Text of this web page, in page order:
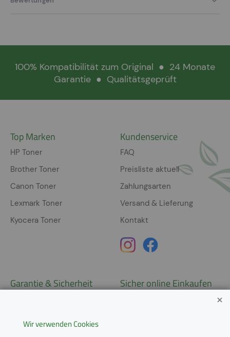
100% Kompatibilität zum Original ● 24 Monate
Garantie ● Qualitätsgeprüft
Top Marken
HP Toner
Brother Toner
Canon Toner
Lexmark Toner
Kyocera Toner
Kundenservice
FAQ
Preisliste aktuell
Zahlungsarten
Versand & Lieferung
Kontakt
Garantie & Sicherheit Sicher online Einkaufen
Wir verwenden Cookies